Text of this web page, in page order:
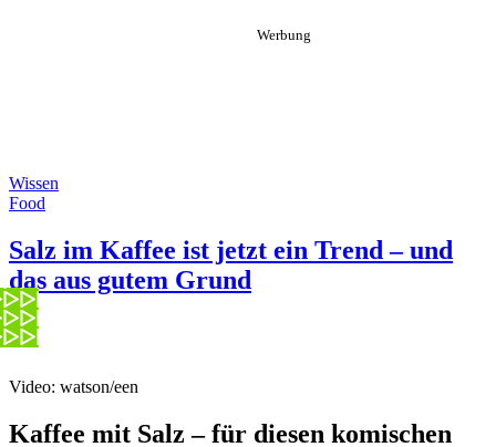
Wissen
Food
Salz im Kaffee ist jetzt ein Trend – und
das aus gutem Grund
Video: watson/een
Kaffee mit Salz – für diesen komischen